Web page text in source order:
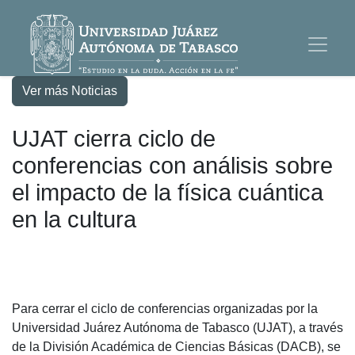
Ver más Noticias
UJAT cierra ciclo de
conferencias con análisis sobre
el impacto de la física cuántica
en la cultura
Para cerrar el ciclo de conferencias organizadas por la
Universidad Juárez Autónoma de Tabasco (UJAT), a través
de la División Académica de Ciencias Básicas (DACB), se